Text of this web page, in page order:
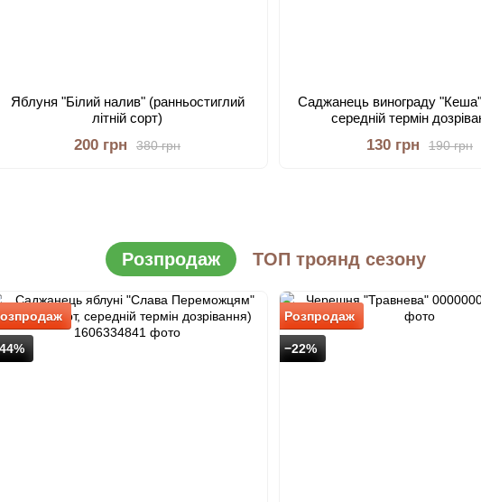
Яблуня "Білий налив" (ранньостиглий
літній сорт)
380 грн
200 грн
Саджанець винограду
середній термін
190 грн
130 грн
Розпродаж ТОП троянд сезону
Розпродаж
−22%